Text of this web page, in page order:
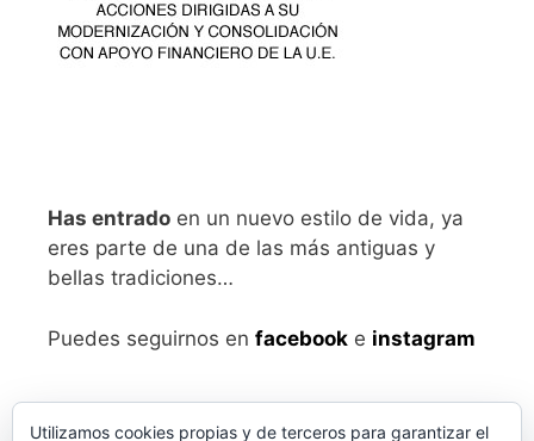
Has entrado en un nuevo estilo de vida, ya
eres parte de una de las más antiguas y
bellas tradiciones…
Puedes seguirnos en facebook e instagram
Utilizamos cookies propias y de terceros para garantizar el